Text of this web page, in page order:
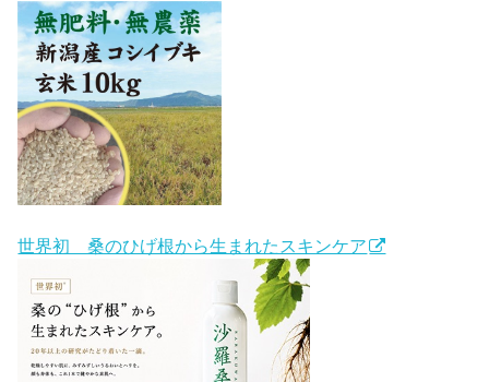
世界初 桑のひげ根から生まれたスキンケア